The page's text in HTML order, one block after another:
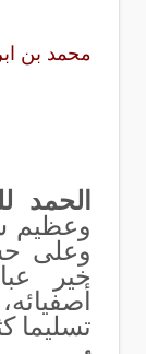
محمد بن
الحمد
وعظيم
وعلى
خير
تسليما